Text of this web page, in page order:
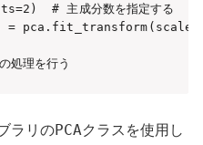
# 主成分数を指定する
=
処理を行う
ラリのPCAクラスを使用し